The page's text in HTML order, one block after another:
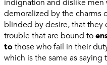
indignation and dislike
demoralized by the charms
blinded by desire, that they
trouble that are bound to
tothose who fail in their
which is the same as